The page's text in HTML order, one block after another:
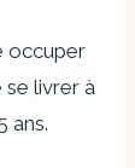
occuper
livrer à
ans.